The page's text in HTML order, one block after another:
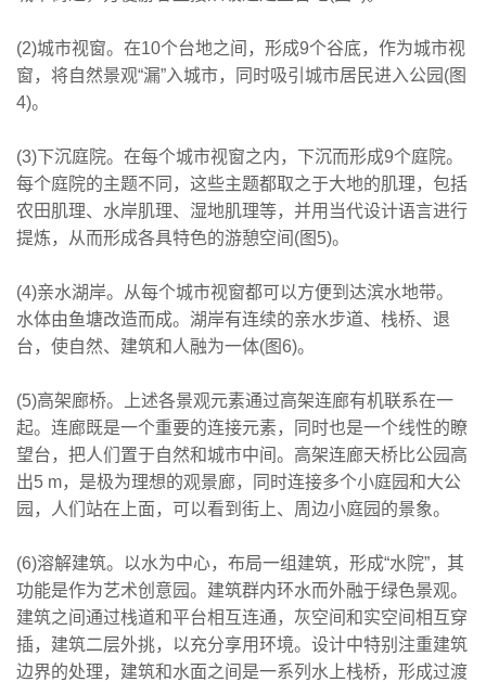
(2)城市视窗。在10个台地之间，形成9个谷底，作为城市视
窗，将自然景观“漏”入城市，同时吸引城市居民进入公园(图
4)。
(3)下沉庭院。在每个城市视窗之内，下沉而形成9个庭院。
每个庭院的主题不同，这些主题都取之于大地的肌理，包括
农田肌理、水岸肌理、湿地肌理等，并用当代设计语言进行
提炼，从而形成各具特色的游憩空间(图5)。
(4)亲水湖岸。从每个城市视窗都可以方便到达滨水地带。
水体由鱼塘改造而成。湖岸有连续的亲水步道、栈桥、退
台，使自然、建筑和人融为一体(图6)。
(5)高架廊桥。上述各景观元素通过高架连廊有机联系在一
起。连廊既是一个重要的连接元素，同时也是一个线性的瞭
望台，把人们置于自然和城市中间。高架连廊天桥比公园高
出5 m，是极为理想的观景廊，同时连接多个小庭园和大公
园，人们站在上面，可以看到街上、周边小庭园的景象。
(6)溶解建筑。以水为中心，布局一组建筑，形成“水院”，其
功能是作为艺术创意园。建筑群内环水而外融于绿色景观。
建筑之间通过栈道和平台相互连通，灰空间和实空间相互穿
插，建筑二层外挑，以充分享用环境。设计中特别注重建筑
边界的处理，建筑和水面之间是一系列水上栈桥，形成过渡